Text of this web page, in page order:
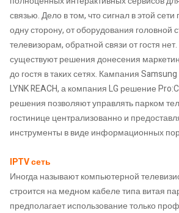
связью. Дело в том, что сигнал в этой
одну сторону, от оборудования головной
телевизорам, обратной связи от гостя
существуют решения донесения
до гостя в таких сетях. Кампания
LYNK REACH, а компания LG решение
решения позволяют управлять парком
гостинице централизованно и
инструменты в виде информационных
IPTV сеть
Иногда называют компьютерной
строится на медном кабеле типа витая
предполагает использование только